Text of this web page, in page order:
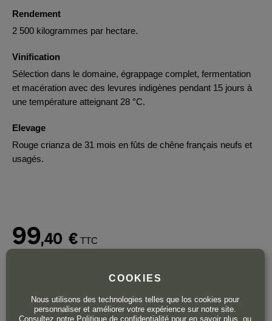
Rendement
2 500 kilogrammes par hectare.
Vinification
Sélection dans le domaine, égrappage complet, fermentation
et macération avec des levures indigènes pendant 15 jours à
une température atteignant 28 °C.
Elevage
Rouge crianza de 31 mois en fûts de chêne français neufs et
usagés.
99,40 € TTC
COOKIES
Nous utilisons des technologies telles que los cookies pour
personnaliser et améliorer votre expérience sur notre site.
Consultez notre Politique de confidentialité pour en savoir plus, ou